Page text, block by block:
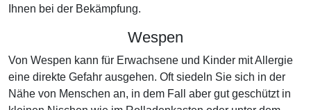
Ihnen bei der Bekämpfung.
Wespen
Von Wespen kann für Erwachsene und Kinder mit Allergie
eine direkte Gefahr ausgehen. Oft siedeln Sie sich in der
Nähe von Menschen an, in dem Fall aber gut geschützt in